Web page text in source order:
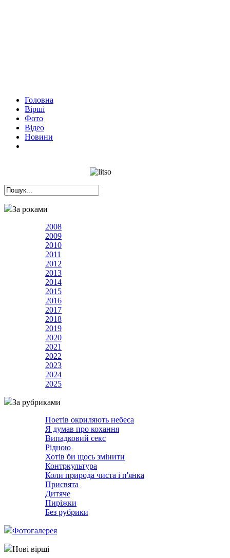
Головна
Вірші
Фото
Відео
Новини
За роками
2008
2009
2010
2011
2012
2013
2014
2015
2016
2017
2018
2019
2020
2021
2022
2023
2024
2025
За рубриками
Поетів окриляють небеса
Я думав про кохання
Випадковий секс
Рідною
Хотів би щось змінити
Контркультура
Коли природа чиста і п'янка
Присвята
Дитяче
Пиріжки
Без рубрики
Фотогалерея
Нові вірші